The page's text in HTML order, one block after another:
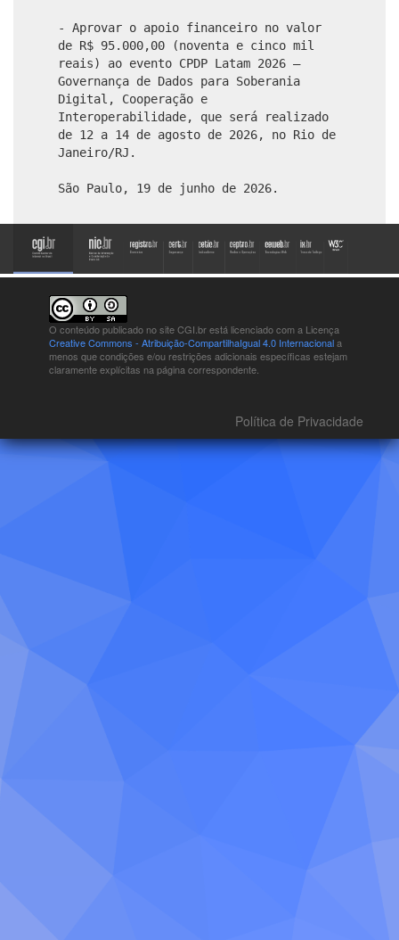
- Aprovar o apoio financeiro no valor
de R$ 95.000,00 (noventa e cinco mil
reais) ao evento CPDP Latam 2026 –
Governança de Dados para Soberania
Digital, Cooperação e
Interoperabilidade, que será realizado
de 12 a 14 de agosto de 2026, no Rio de
Janeiro/RJ.
São Paulo, 19 de junho de 2026.
O conteúdo publicado no site CGI.br está licenciado com a Licença
Creative Commons - Atribuição-CompartilhaIgual 4.0 Internacionala
menos que condições e/ou restrições adicionais específicas estejam
claramente explícitas na página correspondente.
Política de Privacidade